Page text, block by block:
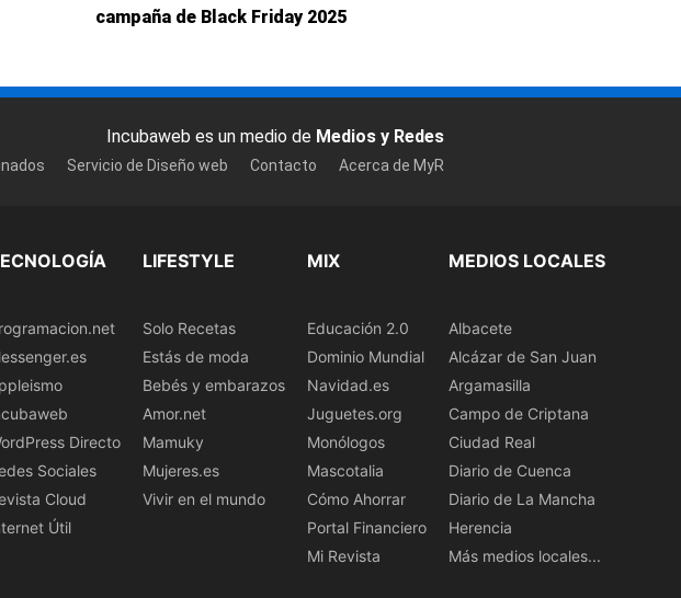
campaña de Black Friday 2025
Incubaweb es un medio de Medios y Redes
Servicio de Diseño web Contacto Acerca de MyR
Directo
Sociales
Cloud
Útil
LIFESTYLE
Solo Recetas
Estás de moda
Bebés y embarazos
Amor.net
Mamuky
Mujeres.es
Vivir en el mundo
MIX
Educación 2.0
Dominio Mundial
Navidad.es
Juguetes.org
Monólogos
Mascotalia
Cómo Ahorrar
Portal Financiero
Mi Revista
MEDIOS LOCALES
Albacete
Alcázar de San Juan
Argamasilla
Campo de Criptana
Ciudad Real
Diario de Cuenca
Diario de La Mancha
Herencia
Más medios locales...